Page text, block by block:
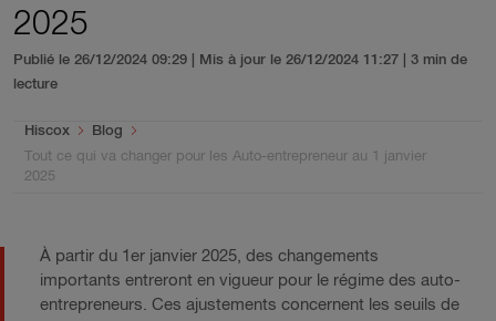
2025
Publié le 26/12/2024 09:29 | Mis à jour le 26/12/2024 11:27
| 3 min de
lecture
You are here:
Hiscox
Blog
Tout ce qui va changer pour les Auto-entrepreneur au 1 janvier
2025
À partir du 1er janvier 2025, des changements
importants entreront en vigueur pour le régime des auto-
entrepreneurs. Ces ajustements concernent les seuils de